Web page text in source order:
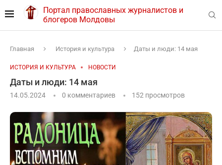
Портал православных журналистов и
блогеров Молдовы
Главная История и культура Даты и люди: 14 мая
ИСТОРИЯ И КУЛЬТУРА НОВОСТИ
Даты и люди: 14 мая
14.05.2024 0 комментариев 152 просмотров